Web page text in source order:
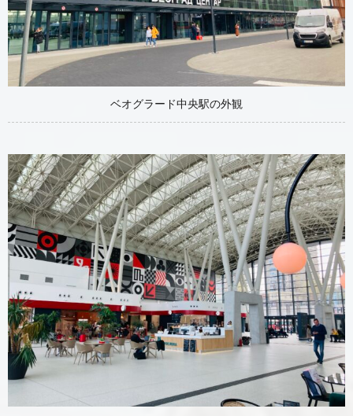
ベオグラード中央駅の外観